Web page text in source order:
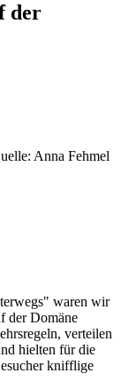
der
Anna Fehmel
waren wir
der Domäne
verteilen
hielten für die
knifflige